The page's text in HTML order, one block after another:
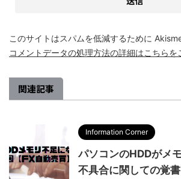
このサイトはスパムを低減するために
コメントデータの処理方法の詳細はこちらを
関連記事
Information Corner
パソコンのHDDがメ
不具合に関しての覚